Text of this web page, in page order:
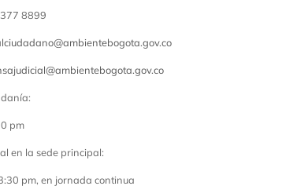
8899
pm
en la sede principal:
pm, en jornada continua